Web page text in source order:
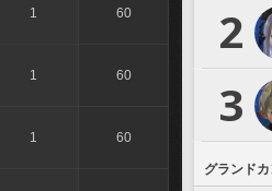
1 60
1 60
1 60
2
3
グランド